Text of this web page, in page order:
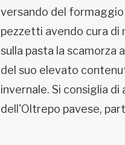
versando del
pezzetti avendo cura di
sulla pasta la scamorza
del suo elevato
invernale. Si consiglia
dell'Oltrepo pavese,